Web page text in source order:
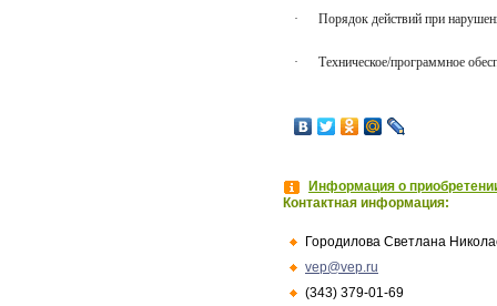
· Порядок действий при
· Техническое/программное
Информация о
Контактная информация:
Городилова Светлана
vep@vep.ru
(343) 379-01-69